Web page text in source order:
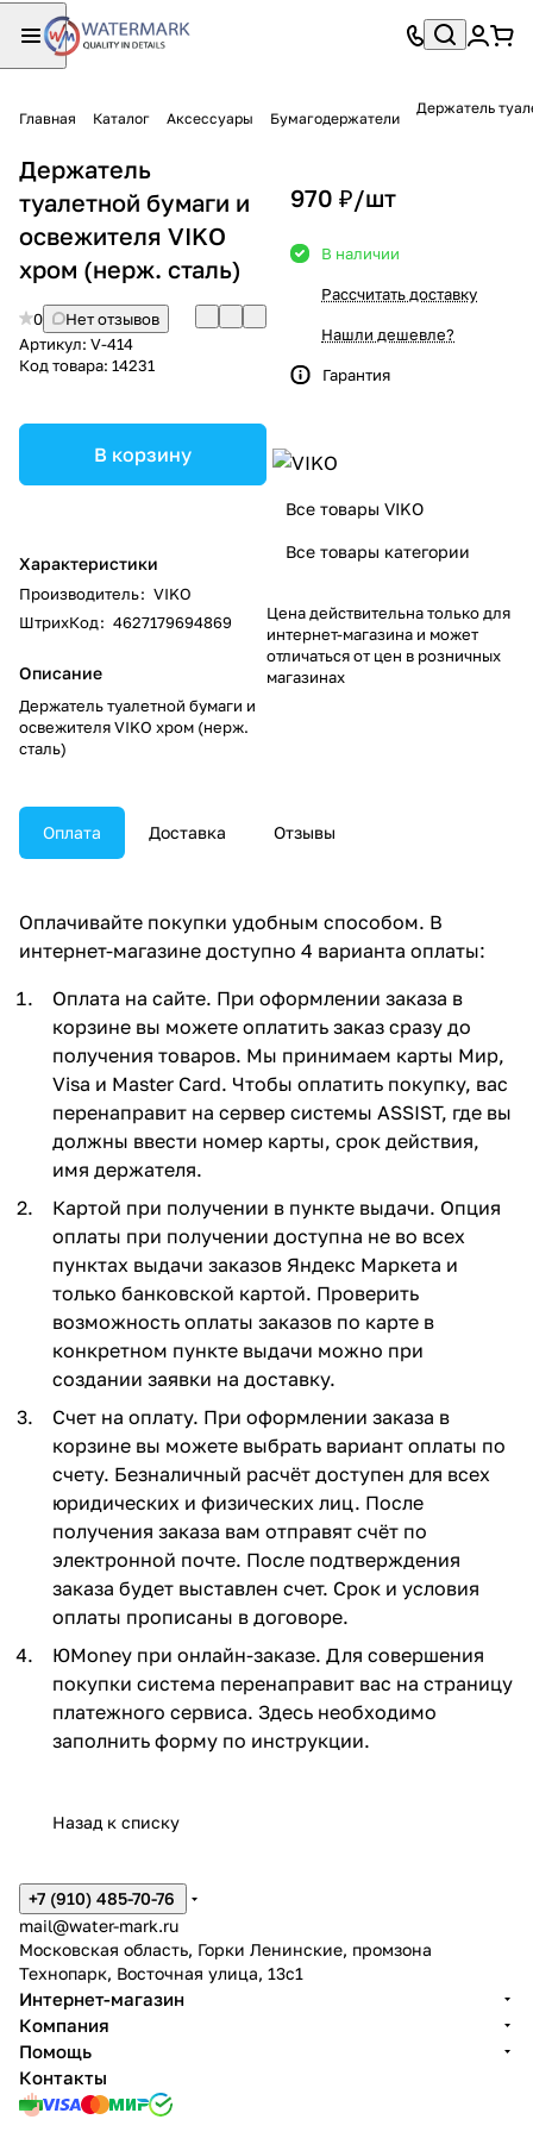
Главная Каталог Аксессуары Бумагодержатели
Держатель
Держатель
туалетной бумаги и
освежителя VIKO
хром (нерж. сталь)
0
Нет отзывов
Артикул: V-414
Код товара: 14231
В корзину
Характеристики
Производитель: VIKO
ШтрихКод: 4627179694869
Описание
Держатель туалетной бумаги и
освежителя VIKO хром (нерж.
сталь)
970 ₽/шт
В наличии
Рассчитать доставку
Нашли дешевле?
Гарантия
Все товары VIKO
Все товары категории
Цена действительна только для
интернет-магазина и может
отличаться от цен в розничных
магазинах
Оплата Доставка Отзывы
Оплачивайте покупки удобным способом. В
интернет-магазине доступно 4 варианта оплаты:
Оплата на сайте. При оформлении заказа в
корзине вы можете оплатить заказ сразу до
получения товаров. Мы принимаем карты Мир,
Visa и Master Card. Чтобы оплатить покупку, вас
перенаправит на сервер системы ASSIST, где вы
должны ввести номер карты, срок действия,
имя держателя.
Картой при получении в пункте выдачи. Опция
оплаты при получении доступна не во всех
пунктах выдачи заказов Яндекс Маркета и
только банковской картой. Проверить
возможность оплаты заказов по карте в
конкретном пункте выдачи можно при
создании заявки на доставку.
Счет на оплату. При оформлении заказа в
корзине вы можете выбрать вариант оплаты по
счету. Безналичный расчёт доступен для всех
юридических и физических лиц. После
получения заказа вам отправят счёт по
электронной почте. После подтверждения
заказа будет выставлен счет. Срок и условия
оплаты прописаны в договоре.
ЮMoney при онлайн-заказе. Для совершения
покупки система перенаправит вас на страницу
платежного сервиса. Здесь необходимо
заполнить форму по инструкции.
Назад к списку
+7 (910) 485-70-76
mail@water-mark.ru
Московская область, Горки Ленинские, промзона
Технопарк, Восточная улица, 13с1
Интернет-магазин
Компания
Помощь
Контакты